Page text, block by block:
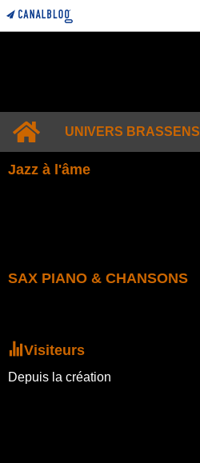
UNIVERS BRASSENS
Jazz à l'âme
SAX PIANO & CHANSONS
Visiteurs
Depuis la création